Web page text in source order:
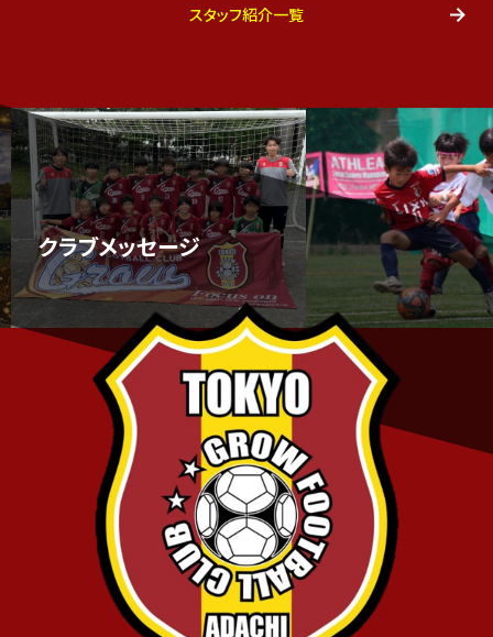
#足立区ネイル
2025/09/29
4年生チャレンジリーグ関東予選優勝🏆
4年生チャレンジリーグ関東予選優勝🏆
期日：2025年9月27.28日（土日）
場所：本栖湖スポーツセンター
．．．．．．（続きは下の一覧ボタンから）
スタッフ紹介一覧
クラブメッセージ